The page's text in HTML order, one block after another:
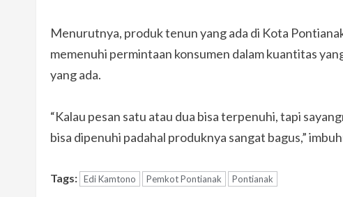
Menurutnya, produk tenun yang ada di Kota
memenuhi permintaan konsumen dalam kuantitas
yang ada.
“Kalau pesan satu atau dua bisa terpenuhi, tapi
bisa dipenuhi padahal produknya sangat bagus,”
Tags: Edi Kamtono Pemkot Pontianak Pontianak